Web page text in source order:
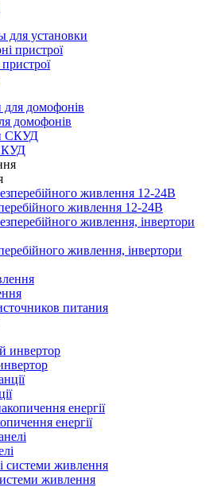
для установки
домофонів
живлення 12-24В
живлення, інвертори
питания
енергії
живлення